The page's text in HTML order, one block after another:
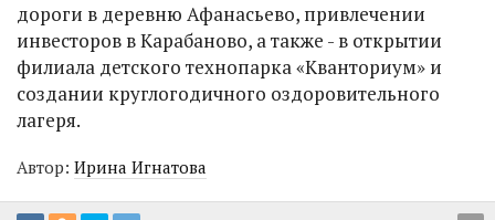
дороги в деревню Афанасьево, привлечении
инвесторов в Карабаново, а также - в открытии
филиала детского технопарка «Кванториум» и
создании круглогодичного оздоровительного
лагеря.
Автор: Ирина Игнатова